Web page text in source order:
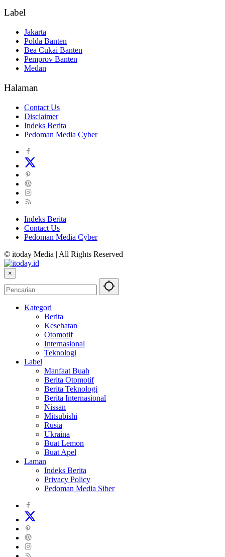
Label
Jakarta
Polda Banten
Bea Cukai Banten
Pemprov Banten
Medan
Halaman
Contact Us
Disclaimer
Indeks Berita
Pedoman Media Cyber
Indeks Berita
Contact Us
Pedoman Media Cyber
© itoday Media | All Rights Reserved
×
Kategori
Berita
Kesehatan
Otomotif
Internasional
Teknologi
Label
Manfaat Buah
Berita Otomotif
Berita Teknologi
Berita Internasional
Nissan
Mitsubishi
Rusia
Ukraina
Buat Lemon
Buat Apel
Laman
Indeks Berita
Privacy Policy
Pedoman Media Siber